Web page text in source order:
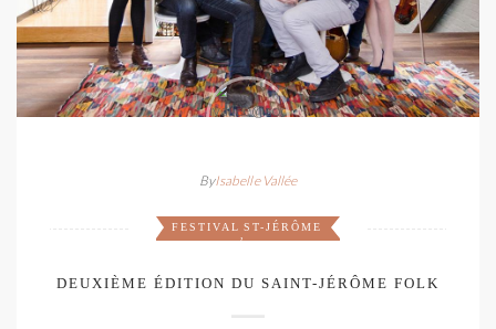
ByIsabelle Vallée
FESTIVAL
,
ST-JÉRÔME
DEUXIÈME ÉDITION DU SAINT-JÉRÔME FOLK